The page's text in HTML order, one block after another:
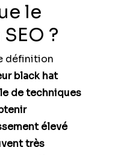
le
?
définition
black hat
de techniques
élevé
très